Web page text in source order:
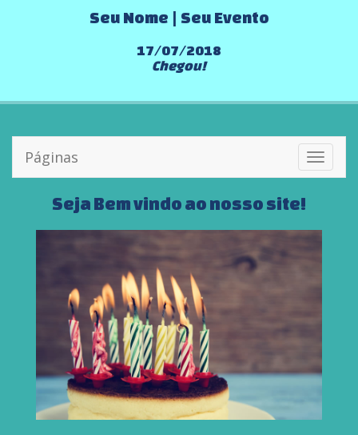
Seu Nome | Seu Evento
17/07/2018
Chegou!
Toggle
Páginas
Seja Bem vindo ao nosso site!